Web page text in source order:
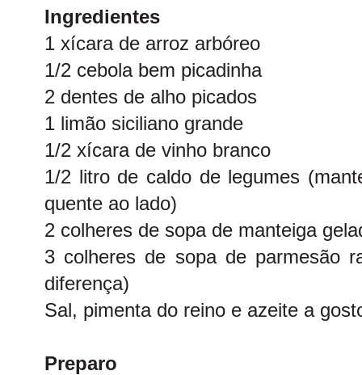
Ingredientes
1 xícara de arroz arbóreo
1/2 cebola bem picadinha
2 dentes de alho picados
1 limão siciliano grande
1/2 xícara de vinho branco
1/2 litro de caldo de legumes
quente ao lado)
2 colheres de sopa de manteiga
3 colheres de sopa de parmesão
diferença)
Sal, pimenta do reino e azeite a
Preparo